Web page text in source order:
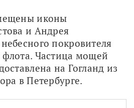
иконы
и Андрея
покровителя
Частица мощей
на Гогланд из
в Петербурге.